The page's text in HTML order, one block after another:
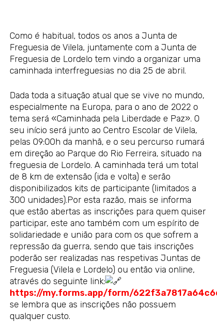
Como é habitual, todos os anos a Junta de
Freguesia de Vilela, juntamente com a Junta de
Freguesia de Lordelo tem vindo a organizar uma
caminhada interfreguesias no dia 25 de abril.
Dada toda a situação atual que se vive no mundo,
especialmente na Europa, para o ano de 2022 o
tema será «Caminhada pela Liberdade e Paz». O
seu início será junto ao Centro Escolar de Vilela,
pelas 09:00h da manhã, e o seu percurso rumará
em direção ao Parque do Rio Ferreira, situado na
freguesia de Lordelo. A caminhada terá um total
de 8 km de extensão (ida e volta) e serão
disponibilizados kits de participante (limitados a
300 unidades).Por esta razão, mais se informa
que estão abertas as inscrições para quem quiser
participar, este ano também com um espírito de
solidariedade e união para com os que sofrem a
repressão da guerra, sendo que tais inscrições
poderão ser realizadas nas respetivas Juntas de
Freguesia (Vilela e Lordelo) ou então via online,
através do seguinte link:
https://my.forms.app/form/
se lembra que as inscrições não possuem
qualquer custo.